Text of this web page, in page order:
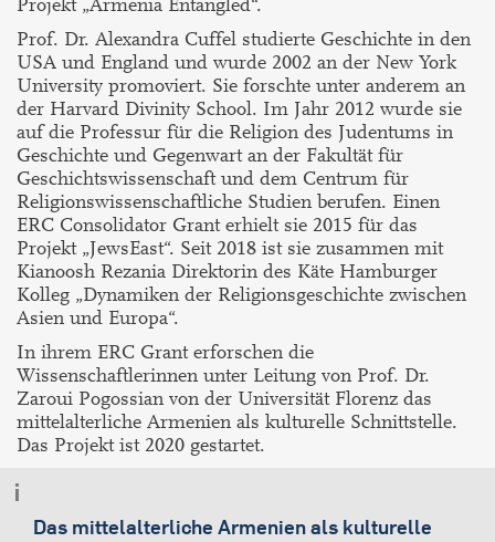
Projekt „Armenia Entangled“.
Prof. Dr. Alexandra Cuffel studierte Geschichte in den
USA und England und wurde 2002 an der New York
University promoviert. Sie forschte unter anderem an
der Harvard Divinity School. Im Jahr 2012 wurde sie
auf die Professur für die Religion des Judentums in
Geschichte und Gegenwart an der Fakultät für
Geschichtswissenschaft und dem Centrum für
Religionswissenschaftliche Studien berufen. Einen
ERC Consolidator Grant erhielt sie 2015 für das
Projekt „JewsEast“. Seit 2018 ist sie zusammen mit
Kianoosh Rezania Direktorin des Käte Hamburger
Kolleg „Dynamiken der Religionsgeschichte zwischen
Asien und Europa“.
In ihrem ERC Grant erforschen die
Wissenschaftlerinnen unter Leitung von Prof. Dr.
Zaroui Pogossian von der Universität Florenz das
mittelalterliche Armenien als kulturelle Schnittstelle.
Das Projekt ist 2020 gestartet.
Das mittelalterliche Armenien als kulturelle